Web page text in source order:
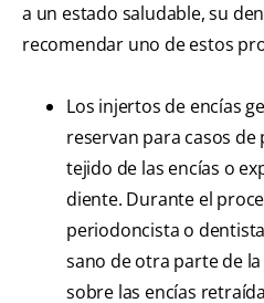
a un estado saludable, su
recomendar uno de estos
Los injertos de encías
reservan para casos de
tejido de las encías o
diente. Durante el
periodoncista o
sano de otra parte de
sobre las encías